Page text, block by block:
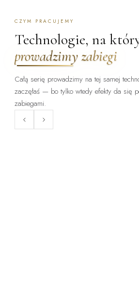
CZYM PRACUJEMY
Technologie, na
prowadzimy zabiegi
Całą serię prowadzimy na tej samej
zaczęłaś — bo tylko wtedy efekty da się
zabiegami.
ZABIEG DOSTĘPNY:
WARSZAWA · KRAKÓW
ClearLift
Laser frakcyjny bez okresu